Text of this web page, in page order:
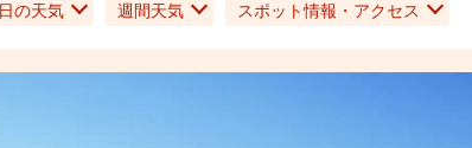
の天気 週間天気 スポット情報・アクセス